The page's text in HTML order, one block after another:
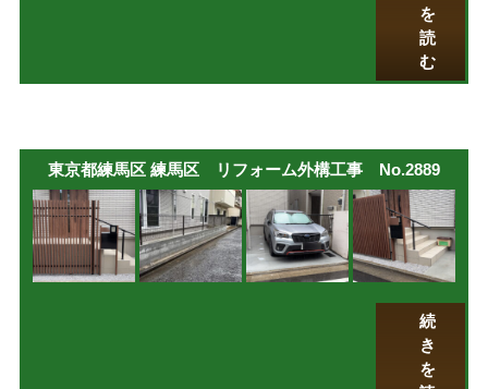
を
読
む
東京都練馬区 練馬区 リフォーム外構工事 No.2889
続
き
を